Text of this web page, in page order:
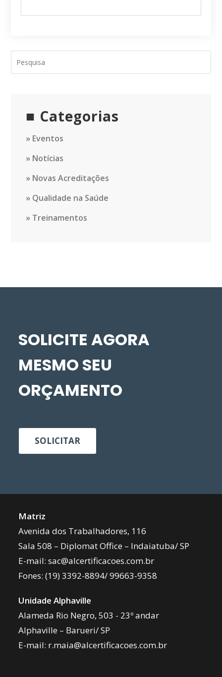
Categorias
Eventos
Notícias
Novas Acreditações
Qualidade na Saúde
Treinamentos
SOLICITE AGORA
MESMO SEU
ORÇAMENTO
SOLICITAR
Matriz
Avenida dos Trabalhadores, 116
Sala 508 – Diplomat Office – Indaiatuba/ SP
E-mail:sac@alcertificacoes.com.br
Fones:(19) 3392-8894/99663-9358
Unidade Alphaville
Alameda Rio Negro, 503 - 23º andar
Alphaville – Barueri/ SP
E-mail: r.maia@alcertificacoes.com.br